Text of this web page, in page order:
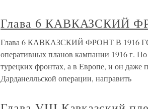
Глава 6 КАВКАЗСКИЙ
Глава 6 КАВКАЗСКИЙ ФРОНТ В 1916
оперативных планов кампании 1916 г.
турецких фронтах, а в Европе, и он даже
Дарданелльской операции, направить